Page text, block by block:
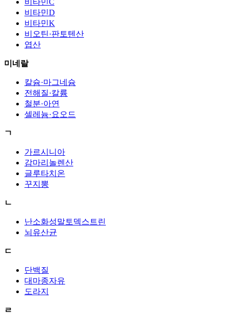
비타민D
비타민K
비오틴·판토텐산
엽산
미네랄
칼슘·마그네슘
전해질·칼륨
철분·아연
셀레늄·요오드
ㄱ
가르시니아
감마리놀렌산
글루타치온
꾸지뽕
ㄴ
난소화성말토덱스트린
뇌유산균
ㄷ
단백질
대마종자유
도라지
ㄹ